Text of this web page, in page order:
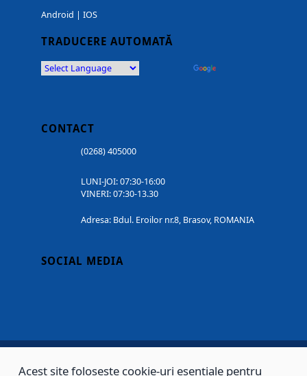
Android | IOS
TRADUCERE AUTOMATĂ
CONTACT
(0268) 405000
LUNI-JOI: 07:30-16:00
VINERI: 07:30-13.30
Adresa: Bdul. Eroilor nr.8, Brasov, ROMANIA
SOCIAL MEDIA
Acest site folosește cookie-uri esențiale pentru